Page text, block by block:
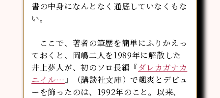
書の中身になんとなく通底していなくもな
い。
ここで、著者の筆歴を簡単にふりかえっ
ておくと、岡嶋二人を1989年に解散した
井上夢人が、初のソロ長編『ダレカガナカ
ニイル…』（講談社文庫）で颯爽とデビュ
ーを飾ったのは、1992年のこと。以来、